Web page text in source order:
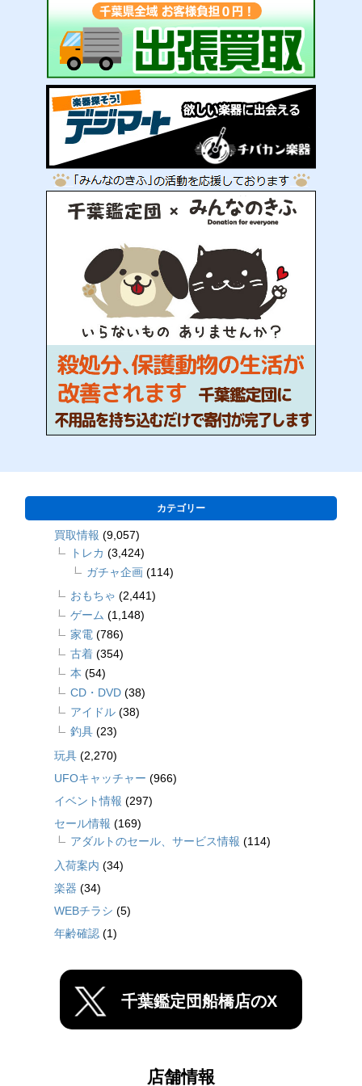
カテゴリー
買取情報 (9,057)
トレカ (3,424)
ガチャ企画 (114)
おもちゃ (2,441)
ゲーム (1,148)
家電 (786)
古着 (354)
本 (54)
CD・DVD (38)
アイドル (38)
釣具 (23)
玩具 (2,270)
UFOキャッチャー (966)
イベント情報 (297)
セール情報 (169)
アダルトのセール、サービス情報 (114)
入荷案内 (34)
楽器 (34)
WEBチラシ (5)
年齢確認 (1)
千葉鑑定団船橋店のX
店舗情報